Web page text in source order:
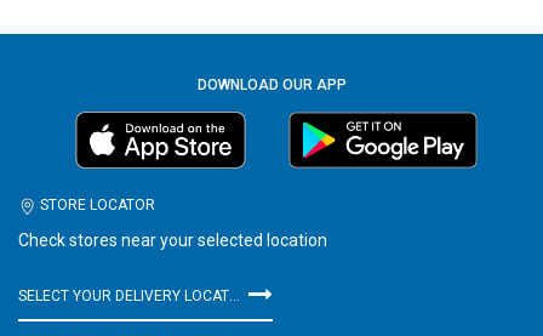
DOWNLOAD OUR APP
STORE LOCATOR
Check stores near your selected location